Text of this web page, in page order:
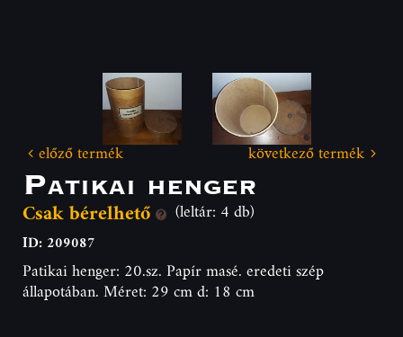
előző termék következő termék
Patikai henger
Csak bérelhető (leltár: 4 db)
ID: 209087
Patikai henger: 20.sz. Papír masé. eredeti szép
állapotában. Méret: 29 cm d: 18 cm